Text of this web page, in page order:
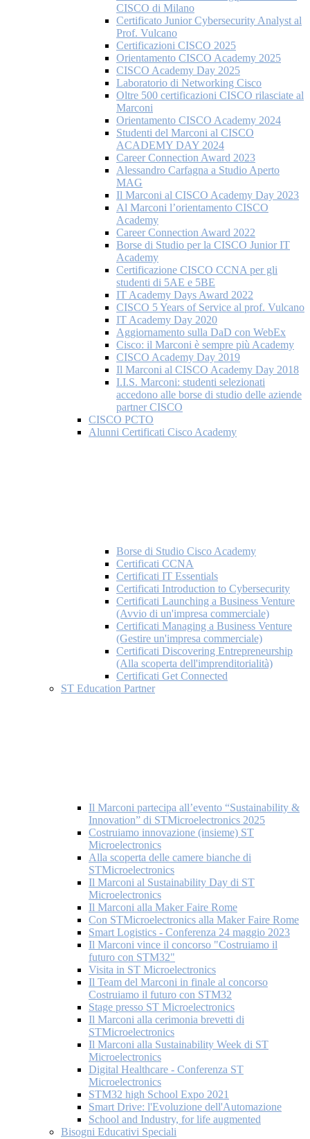
CISCO di Milano
Certificato Junior Cybersecurity Analyst al
Prof. Vulcano
Certificazioni CISCO 2025
Orientamento CISCO Academy 2025
CISCO Academy Day 2025
Laboratorio di Networking Cisco
Oltre 500 certificazioni CISCO rilasciate al
Marconi
Orientamento CISCO Academy 2024
Studenti del Marconi al CISCO
ACADEMY DAY 2024
Career Connection Award 2023
Alessandro Carfagna a Studio Aperto
MAG
Il Marconi al CISCO Academy Day 2023
Al Marconi l’orientamento CISCO
Academy
Career Connection Award 2022
Borse di Studio per la CISCO Junior IT
Academy
Certificazione CISCO CCNA per gli
studenti di 5AE e 5BE
IT Academy Days Award 2022
CISCO 5 Years of Service al prof. Vulcano
IT Academy Day 2020
Aggiornamento sulla DaD con WebEx
Cisco: il Marconi è sempre più Academy
CISCO Academy Day 2019
Il Marconi al CISCO Academy Day 2018
I.I.S. Marconi: studenti selezionati
accedono alle borse di studio delle aziende
partner CISCO
CISCO PCTO
Alunni Certificati Cisco Academy
Borse di Studio Cisco Academy
Certificati CCNA
Certificati IT Essentials
Certificati Introduction to Cybersecurity
Certificati Launching a Business Venture
(Avvio di un'impresa commerciale)
Certificati Managing a Business Venture
(Gestire un'impresa commerciale)
Certificati Discovering Entrepreneurship
(Alla scoperta dell'imprenditorialità)
Certificati Get Connected
ST Education Partner
Il Marconi partecipa all’evento “Sustainability &
Innovation” di STMicroelectronics 2025
Costruiamo innovazione (insieme) ST
Microelectronics
Alla scoperta delle camere bianche di
STMicroelectronics
Il Marconi al Sustainability Day di ST
Microelectronics
Il Marconi alla Maker Faire Rome
Con STMicroelectronics alla Maker Faire Rome
Smart Logistics - Conferenza 24 maggio 2023
Il Marconi vince il concorso "Costruiamo il
futuro con STM32"
Visita in ST Microelectronics
Il Team del Marconi in finale al concorso
Costruiamo il futuro con STM32
Stage presso ST Microelectronics
Il Marconi alla cerimonia brevetti di
STMicroelectronics
Il Marconi alla Sustainability Week di ST
Microelectronics
Digital Healthcare - Conferenza ST
Microelectronics
STM32 high School Expo 2021
Smart Drive: l'Evoluzione dell'Automazione
School and Industry, for life augmented
Bisogni Educativi Speciali